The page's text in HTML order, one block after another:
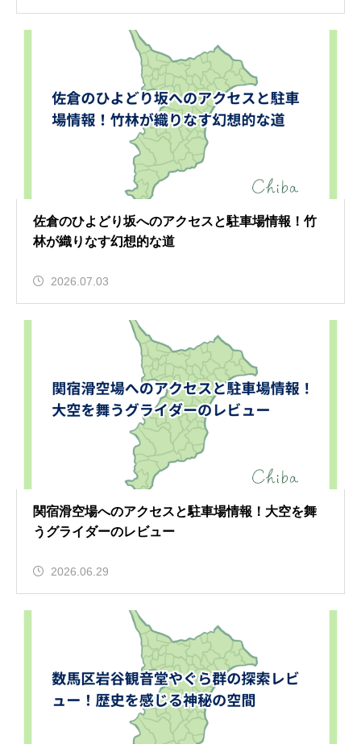
佐倉のひよどり坂へのアクセスと駐車場情報！竹
林が織りなす幻想的な道
2026.07.03
関宿滑空場へのアクセスと駐車場情報！大空を舞
うグライダーのレビュー
2026.06.29